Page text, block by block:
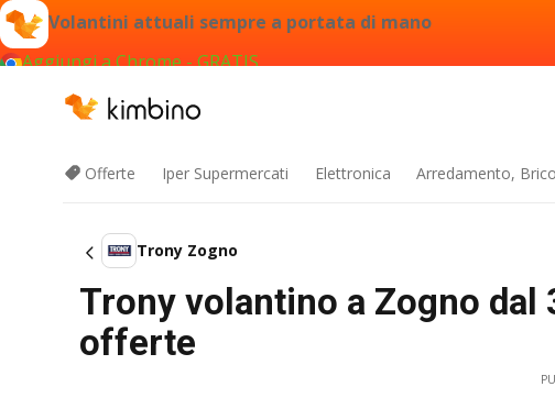
Volantini attuali sempre a portata di mano
Aggiungi a Chrome - GRATIS
Offerte Iper Supermercati Elettronica Arredamento,
Trony Zogno
Trony volantino a Zogno
offerte